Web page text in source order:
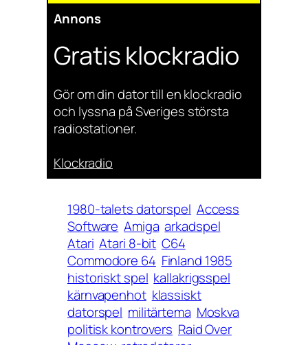
Annons
Gratis klockradio
Gör om din dator till en klockradio
och lyssna på Sveriges största
radiostationer.
Klockradio
1980-talets datorspel Access
Software Amiga arkadspel
Atari Atari 8-bit C64
Commodore 64 Finland 1985
historiskt spel kallakrigsspel
kärnvapenhot klassiskt
datorspel militärtema Moskva
politisk kontrovers Raid Over